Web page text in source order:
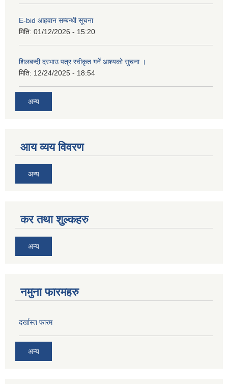
E-bid आहवान सम्बन्धी सूचना
मिति: 01/12/2026 - 15:20
शिलबन्दी दरभाउ पत्र स्वीकृत गर्ने आश्यको सुचना ।
मिति: 12/24/2025 - 18:54
अन्य
आय व्यय विवरण
अन्य
कर तथा शुल्कहरु
अन्य
नमुना फारमहरु
दर्खास्त फारम
अन्य